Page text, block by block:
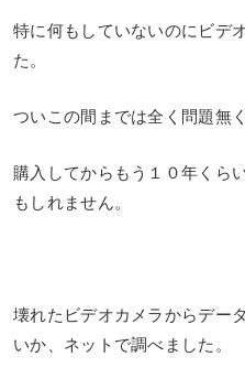
特に何もしていないのにビデ
た。
ついこの間までは全く問題無
購入してからもう１０年くら
もしれません。
壊れたビデオカメラからデー
いか、ネットで調べました。